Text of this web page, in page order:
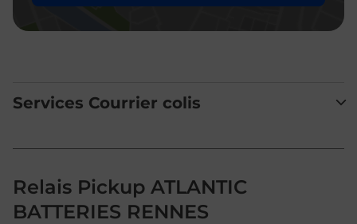
Services Courrier colis
Relais Pickup ATLANTIC
BATTERIES RENNES